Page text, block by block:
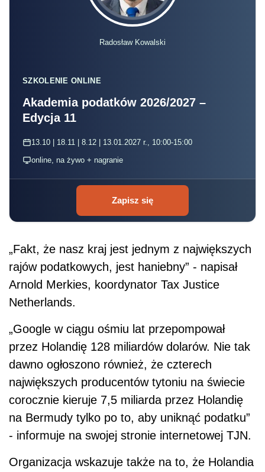
Radosław Kowalski
SZKOLENIE ONLINE
Akademia podatków 2026/2027 –
Edycja 11
13.10 | 18.11 | 8.12 | 13.01.2027 r., 10:00-15:00
online, na żywo + nagranie
Zapisz się
„Fakt, że nasz kraj jest jednym z największych
rajów podatkowych, jest haniebny” - napisał
Arnold Merkies, koordynator Tax Justice
Netherlands.
„Google w ciągu ośmiu lat przepompował
przez Holandię 128 miliardów dolarów. Nie tak
dawno ogłoszono również, że czterech
największych producentów tytoniu na świecie
corocznie kieruje 7,5 miliarda przez Holandię
na Bermudy tylko po to, aby uniknąć podatku”
- informuje na swojej stronie internetowej TJN.
Organizacja wskazuje także na to, że Holandia